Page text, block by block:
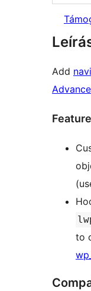
Add
to